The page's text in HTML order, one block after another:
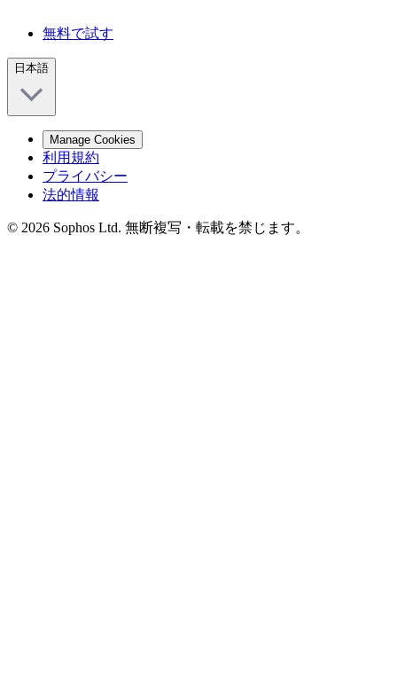
無料で試す
日本語
Manage Cookies
利用規約
プライバシー
法的情報
© 2026 Sophos Ltd. 無断複写・転載を禁じます。